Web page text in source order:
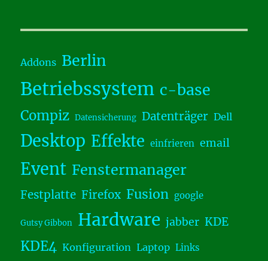
Addons Berlin
Betriebssystem c-base
Compiz Datensicherung Datenträger Dell
Desktop Effekte einfrieren email
Event Fenstermanager
Festplatte Firefox Fusion google
Gutsy Gibbon Hardware jabber KDE
KDE4 Konfiguration Laptop Links